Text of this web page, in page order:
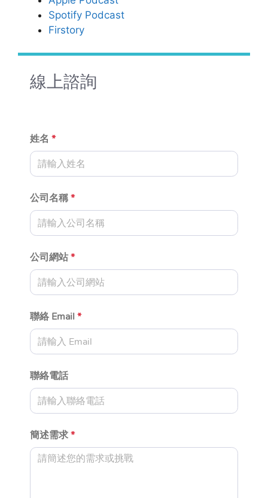
Spotify Podcast
Firstory